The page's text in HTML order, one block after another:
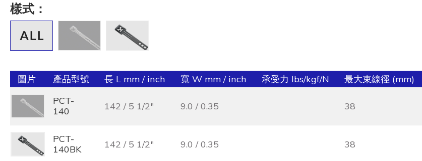
樣式：
圖片 產品型號 長 L mm / inch 寬 W mm / inch 承受力 lbs/kgf/N 最大束線徑 (mm)
PCT-
140
142 / 5 1/2" 9.0 / 0.35 38
PCT-
140BK
142 / 5 1/2" 9.0 / 0.35 38